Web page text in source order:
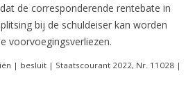
de corresponderende rentebate in
bij de schuldeiser kan worden
voorvoegingsverliezen.
| besluit | Staatscourant 2022, Nr. 11028 |